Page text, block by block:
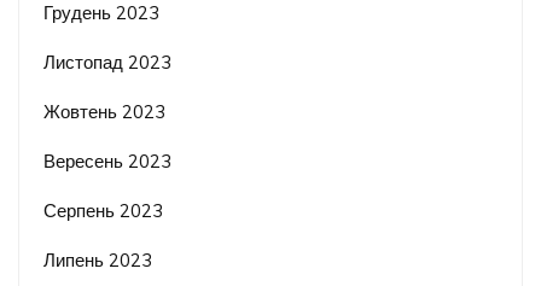
Грудень 2023
Листопад 2023
Жовтень 2023
Вересень 2023
Серпень 2023
Липень 2023